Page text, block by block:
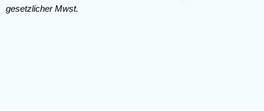
gesetzlicher Mwst.